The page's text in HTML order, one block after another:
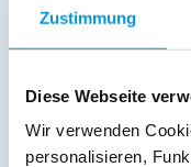
Zustimmung
Diese Webseite
Wir verwenden
personalisieren,
Kinderspielplatz
Service:
Bettwäsche inkl.
Handtücher inkl.